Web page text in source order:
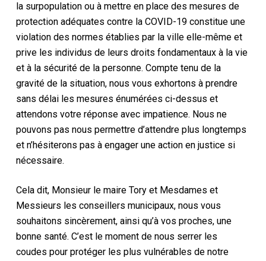
la surpopulation ou à mettre en place des mesures de
protection adéquates contre la COVID-19 constitue une
violation des normes établies par la ville elle-même et
prive les individus de leurs droits fondamentaux à la vie
et à la sécurité de la personne. Compte tenu de la
gravité de la situation, nous vous exhortons à prendre
sans délai les mesures énumérées ci-dessus et
attendons votre réponse avec impatience. Nous ne
pouvons pas nous permettre d’attendre plus longtemps
et n’hésiterons pas à engager une action en justice si
nécessaire.
Cela dit, Monsieur le maire Tory et Mesdames et
Messieurs les conseillers municipaux, nous vous
souhaitons sincèrement, ainsi qu’à vos proches, une
bonne santé. C’est le moment de nous serrer les
coudes pour protéger les plus vulnérables de notre